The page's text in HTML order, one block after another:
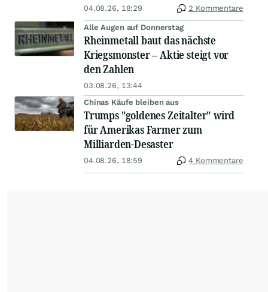
04.08.26, 18:29 2 Kommentare
Alle Augen auf Donnerstag
Rheinmetall baut das nächste
Kriegsmonster – Aktie steigt vor
den Zahlen
03.08.26, 13:44
Chinas Käufe bleiben aus
Trumps "goldenes Zeitalter" wird
für Amerikas Farmer zum
Milliarden-Desaster
04.08.26, 18:59 4 Kommentare